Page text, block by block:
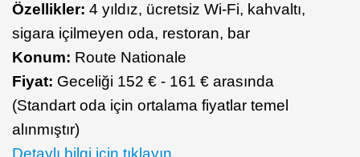
Özellikler: 4 yıldız, ücretsiz Wi-Fi, kahvaltı,
sigara içilmeyen oda, restoran, bar
Konum: Route Nationale
Fiyat: Geceliği 152 € - 161 € arasında
(Standart oda için ortalama fiyatlar temel
alınmıştır)
Detaylı bilgi için tıklayın.